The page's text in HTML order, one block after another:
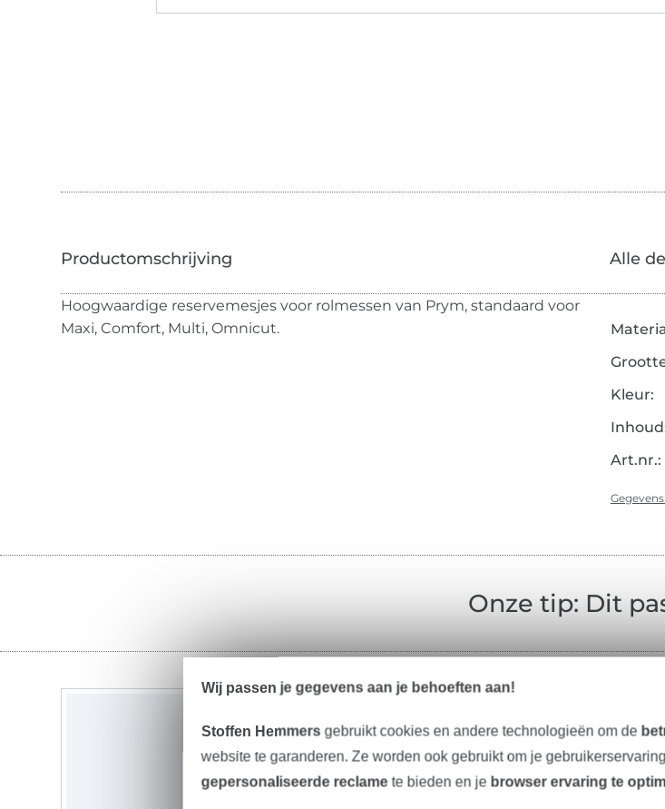
Hoogwaardige reservemesjes voor rolmessen van Prym, standaard voor
Maxi, Comfort, Multi, Omnicut.
Alle
Kleur:
Art.nr.:
Onze tip: Dit
Wij passen je gegevens aan je behoeften aan!
Stoffen Hemmers gebruikt cookies en andere technologieën om de
website te garanderen. Ze worden ook gebruikt om je
gepersonaliseerde reclamete bieden en je browser ervaring te